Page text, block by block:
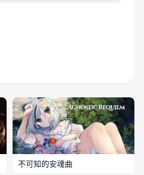
不可知的安魂曲